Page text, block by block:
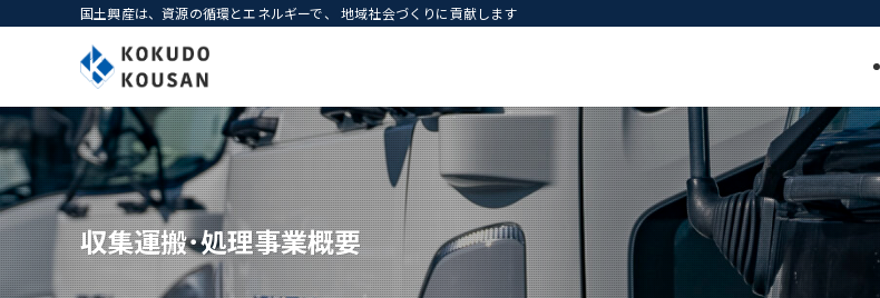
国土興産は、資源の循環とエネルギーで、 地域社会づくりに貢献します
収集運搬･処理事業概要